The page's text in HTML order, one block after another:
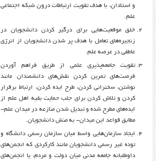
و استادان، با هدف تقویت ارتباطات درون شبکه اجتماعی
علم.
خلق موقعیت‌هایی برای درگیر کردن دانشجویان در
زنجیره‌های تعامل با هدف پر شدن دانشجویان از انرژی
عاطفی در عرصه علم.
تقویت جامعه‌پذیری علمی از طریق فراهم آوردن
فرصت‌های تمرین کردن نقش‌های دانشمندان مانند
نوشتن، سخنرانی کردن، طرح ایده کردن، ارتباط برقرار
کردن و تلاش کردن برای جلب حمایت بقیه اهل علم از
ایده‌های مطرح شده و تبدیل شدن منازعه در میدان علم-
مطابق قواعد این میدان- به منش دانشجویان.
ایجاد سازمان‌هایی واسط میان سازمان رسمی دانشگاه و
توده غیر رسمی دانشجویان مانند کارکردی که انجمن‌های
داوطلبانه جامعه مدنی میان دولت و مردم، یا انجمن‌های